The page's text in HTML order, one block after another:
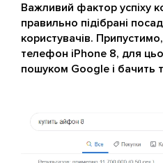
Важливий фактор успіху
правильно підібрані
користувачів.
телефон iPhone 8, для
пошуком Google і бачить